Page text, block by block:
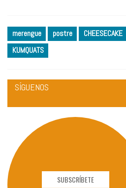
merengue postre CHEESECAKE
KUMQUATS
SÍGUENOS
SUBSCRÍBETE